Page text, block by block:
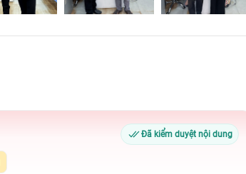
Đã kiểm duyệt nội dung